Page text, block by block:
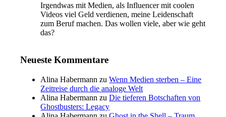
Irgendwas mit Medien, als Influencer mit coolen
Videos viel Geld verdienen, meine Leidenschaft
zum Beruf machen. Das wollen viele, aber wie geht
das?
Neueste Kommentare
Alina Habermann zuWenn Medien sterben – Eine
Zeitreise durch die analoge Welt
Alina Habermann zuDie tieferen Botschaften von
Ghostbusters: Legacy